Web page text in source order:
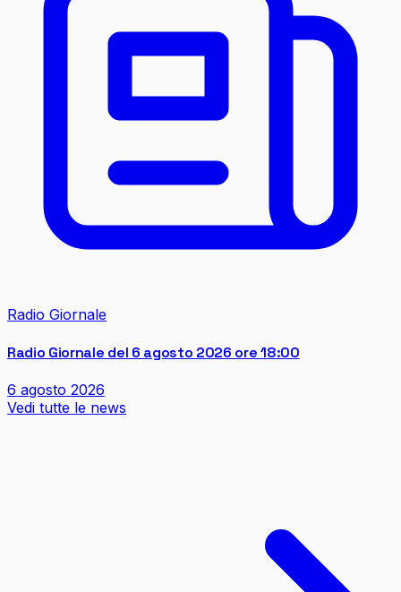
Radio Giornale
Radio Giornale del 6 agosto 2026 ore 18:00
6 agosto 2026
Vedi tutte le news